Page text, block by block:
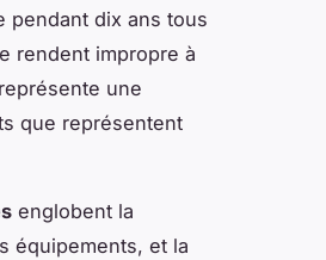
pendant dix ans tous
rendent impropre à
une
que représentent
englobent la
équipements, et la